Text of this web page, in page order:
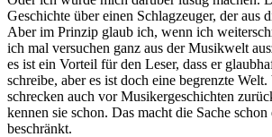
Geschichte über einen Schlagzeuger, der aus
Aber im Prinzip glaub ich, wenn ich
ich mal versuchen ganz aus der Musikwelt
es ist ein Vorteil für den Leser, dass er
schreibe, aber es ist doch eine begrenzte
schrecken auch vor Musikergeschichten
kennen sie schon. Das macht die Sache schon
beschränkt.